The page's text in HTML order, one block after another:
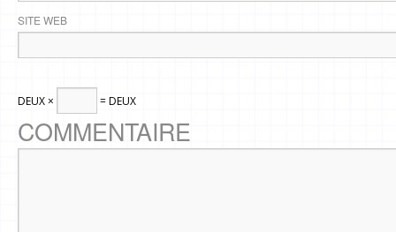
SITE WEB
DEUX × = DEUX
COMMENTAIRE